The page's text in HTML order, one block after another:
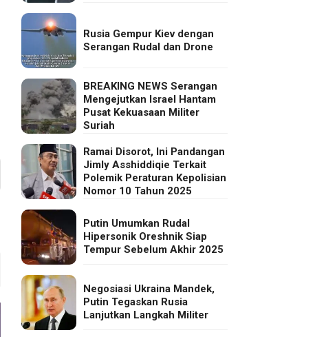
Rusia Gempur Kiev dengan
Serangan Rudal dan Drone
BREAKING NEWS Serangan
Mengejutkan Israel Hantam
Pusat Kekuasaan Militer
Suriah
Ramai Disorot, Ini Pandangan
Jimly Asshiddiqie Terkait
Polemik Peraturan Kepolisian
Nomor 10 Tahun 2025
Putin Umumkan Rudal
Hipersonik Oreshnik Siap
Tempur Sebelum Akhir 2025
Negosiasi Ukraina Mandek,
Putin Tegaskan Rusia
Lanjutkan Langkah Militer